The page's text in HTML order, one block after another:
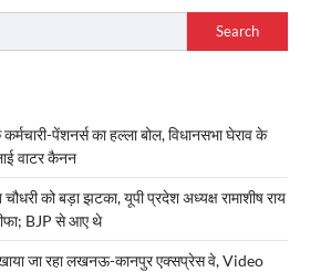
Search
पेंशनर्स का हल्ला बोल, विधानसभा घेराव के
वाटर कैनन
को बड़ा झटका, यूपी प्रदेश अध्यक्ष रामाशीष राय
BJP से आए थे
जा रहा लखनऊ-कानपुर एक्सप्रेस वे, Video